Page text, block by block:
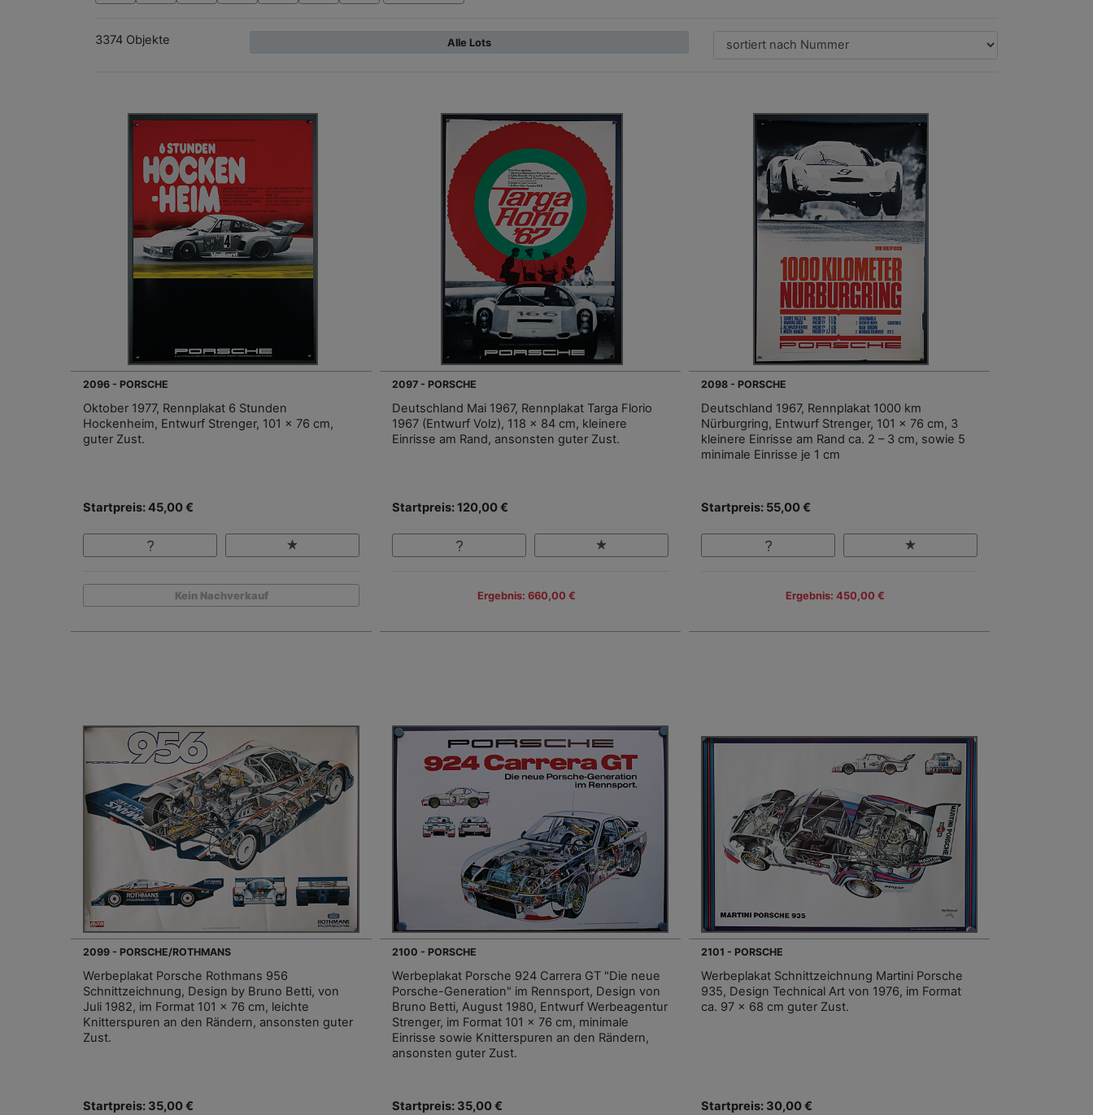
3374 Objekte Alle Lots
2096 - PORSCHE
Oktober 1977, Rennplakat 6 Stunden
Hockenheim, Entwurf Strenger, 101 x 76 cm,
guter Zust.
Startpreis: 45,00 €
Kein Nachverkauf
2097 - PORSCHE
Deutschland Mai 1967, Rennplakat Targa Florio
1967 (Entwurf Volz), 118 x 84 cm, kleinere
Einrisse am Rand, ansonsten guter Zust.
Startpreis: 120,00 €
Ergebnis: 660,00 €
2098 - PORSCHE
Deutschland 1967, Rennplakat 1000 km
Nürburgring, Entwurf Strenger, 101 x 76 cm, 3
kleinere Einrisse am Rand ca. 2 – 3 cm, sowie 5
minimale Einrisse je 1 cm
Startpreis: 55,00 €
Ergebnis: 450,00 €
2099 - PORSCHE/ROTHMANS
Werbeplakat Porsche Rothmans 956
Schnittzeichnung, Design by Bruno Betti, von
Juli 1982, im Format 101 x 76 cm, leichte
Knitterspuren an den Rändern, ansonsten guter
Zust.
Startpreis: 35,00 €
2100 - PORSCHE
Werbeplakat Porsche 924 Carrera GT "Die neue
Porsche-Generation" im Rennsport, Design von
Bruno Betti, August 1980, Entwurf Werbeagentur
Strenger, im Format 101 x 76 cm, minimale
Einrisse sowie Knitterspuren an den Rändern,
ansonsten guter Zust.
Startpreis: 35,00 €
2101 - PORSCHE
Werbeplakat Schnittzeichnung Martini Porsche
935, Design Technical Art von 1976, im Format
ca. 97 x 68 cm guter Zust.
Startpreis: 30,00 €